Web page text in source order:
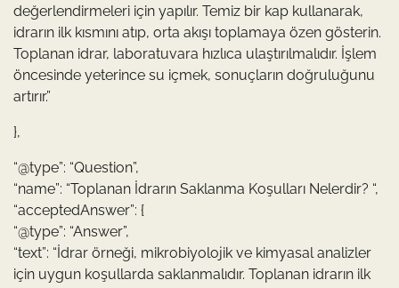
değerlendirmeleri için yapılır. Temiz bir kap kullanarak,
idrarın ilk kısmını atıp, orta akışı toplamaya özen gösterin.
Toplanan idrar, laboratuvara hızlıca ulaştırılmalıdır. İşlem
öncesinde yeterince su içmek, sonuçların doğruluğunu
artırır.”
},
“@type”: “Question”,
“name”: “Toplanan İdrarın Saklanma Koşulları Nelerdir? “,
“acceptedAnswer”: {
“@type”: “Answer”,
“text”: “İdrar örneği, mikrobiyolojik ve kimyasal analizler
için uygun koşullarda saklanmalıdır. Toplanan idrarın ilk